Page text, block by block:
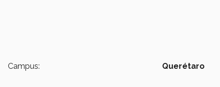
Campus: Querétaro